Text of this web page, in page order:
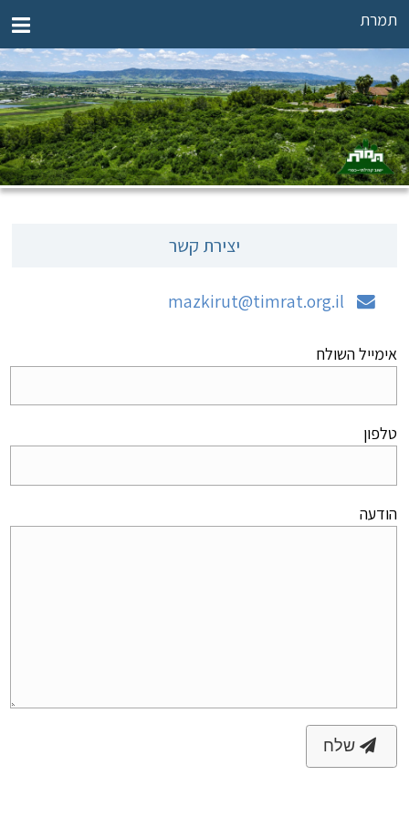
תמרת
יצירת קשר
mazkirut@timrat.org.il
אימייל השולח
טלפון
הודעה
שלח